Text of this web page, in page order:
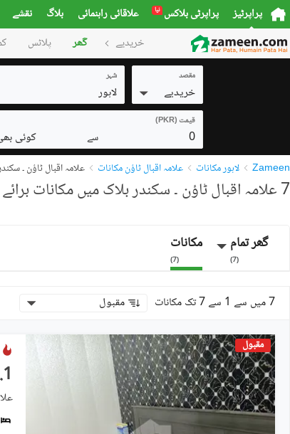
پراپرٹیز پراپرٹی بلاکس نیا علاقائی راہنمائی بلاگ نقشے
خریدیے گھر پلاٹس
مقصد
خریدیے
شہر
لاہور
قیمت (PKR)
0 سے کوئی
Zameen لاہور مکانات علامہ اقبال ٹاؤن مکانات علامہ اقبال ٹاؤن ۔
7 علامہ اقبال ٹاؤن ۔ سکندر بلاک میں مکانات برائے فروخت
گھر تمام
(
7
)
مکانات
(
7
)
7 میں سے 1 سے 7 تک مکانات مقبول
مقبول